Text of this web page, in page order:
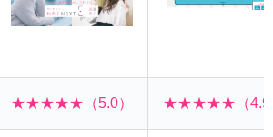
★★★★★（5.0） ★★★★★（4.9